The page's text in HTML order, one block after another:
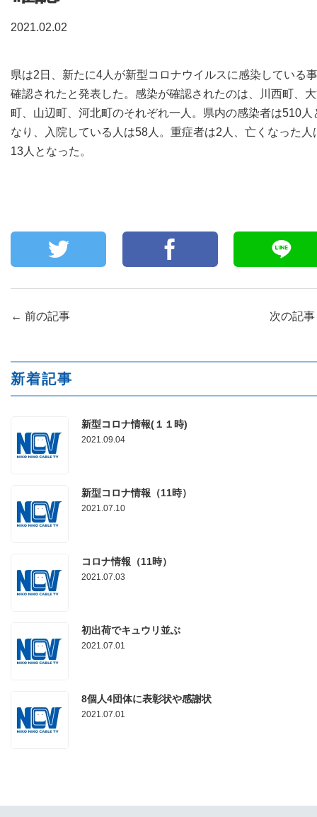
お申し込み
〒041-0801
営業時間 9:00～18:00 営業時間 9:00～18:00
2021.02.02
県は2日、新たに4人が新型コロナウイルスに感染している
確認されたと発表した。感染が確認されたのは、川西町、
町、山辺町、河北町のそれぞれ一人。県内の感染者は510人
なり、入院している人は58人。重症者は2人、亡くなった人
13人となった。
← 前の記事 次の記事
新着記事
新型コロナ情報(１１時)
2021.09.04
新型コロナ情報（11時）
2021.07.10
コロナ情報（11時）
2021.07.03
初出荷でキュウリ並ぶ
2021.07.01
8個人4団体に表彰状や感謝状
2021.07.01